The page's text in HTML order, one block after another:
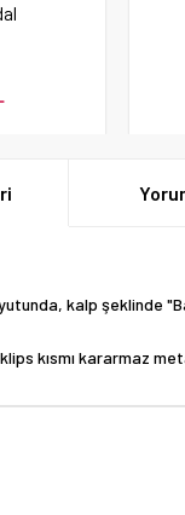
kalp şeklinde
kısmı kararmaz